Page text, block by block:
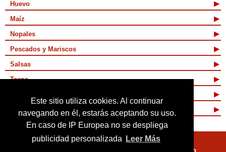
Este sitio utiliza cookies. Al continuar
navegando en él, estarás aceptando su uso.
En caso de IP Europea no se despliega
publicidad personalizada
Leer Más
Huevo
Maíz
Nopales
Pescados y Mariscos
Salsas
Tacos
Vegetarianas
Términos de Uso